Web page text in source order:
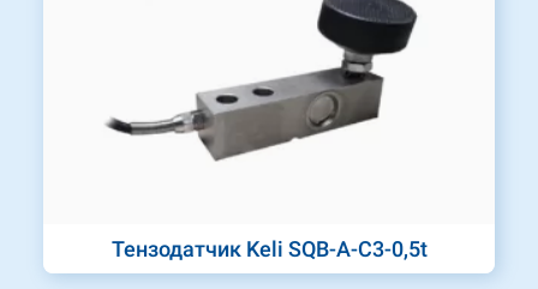
Тензодатчик Keli SQB-A-C3-0,5t